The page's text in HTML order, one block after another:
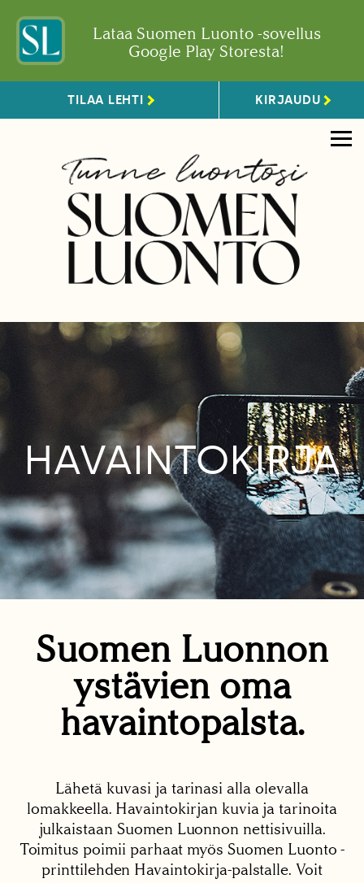
Lataa Suomen Luonto -sovellus
Google Play Storesta!
TILAA LEHTI KIRJAUDU
HAVAINTOKIRJA
Suomen Luonnon
ystävien oma
havaintopalsta.
Lähetä kuvasi ja tarinasi alla olevalla
lomakkeella. Havaintokirjan kuvia ja tarinoita
julkaistaan Suomen Luonnon nettisivuilla.
Toimitus poimii parhaat myös Suomen Luonto -
printtilehden Havaintokirja-palstalle. Voit